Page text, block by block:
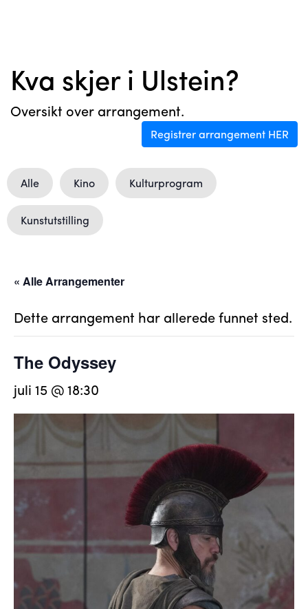
Kva skjer i Ulstein?
Oversikt over arrangement.
Registrer arrangement HER
Alle Kino Kulturprogram
Kunstutstilling
« Alle Arrangementer
Dette arrangement har allerede funnet sted.
The Odyssey
juli 15 @ 18:30